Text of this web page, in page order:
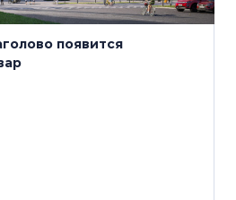
появится